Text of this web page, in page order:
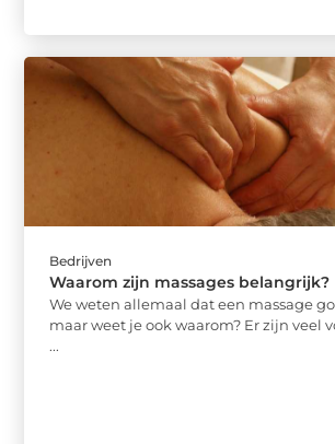
Bedrijven
Waarom zijn massages belangrijk?
We weten allemaal dat een massage
maar weet je ook waarom? Er zijn veel
...